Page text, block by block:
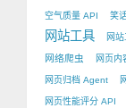
空气质量 API 笑
网站工具 网
网络爬虫
网页内
网页归档 Agent
网页性能评分 API